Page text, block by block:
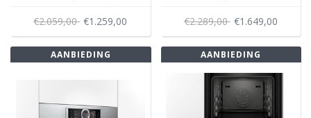
€2.059,00 €1.259,00 €2.289,00 €1.649,00
AANBIEDING AANBIEDING